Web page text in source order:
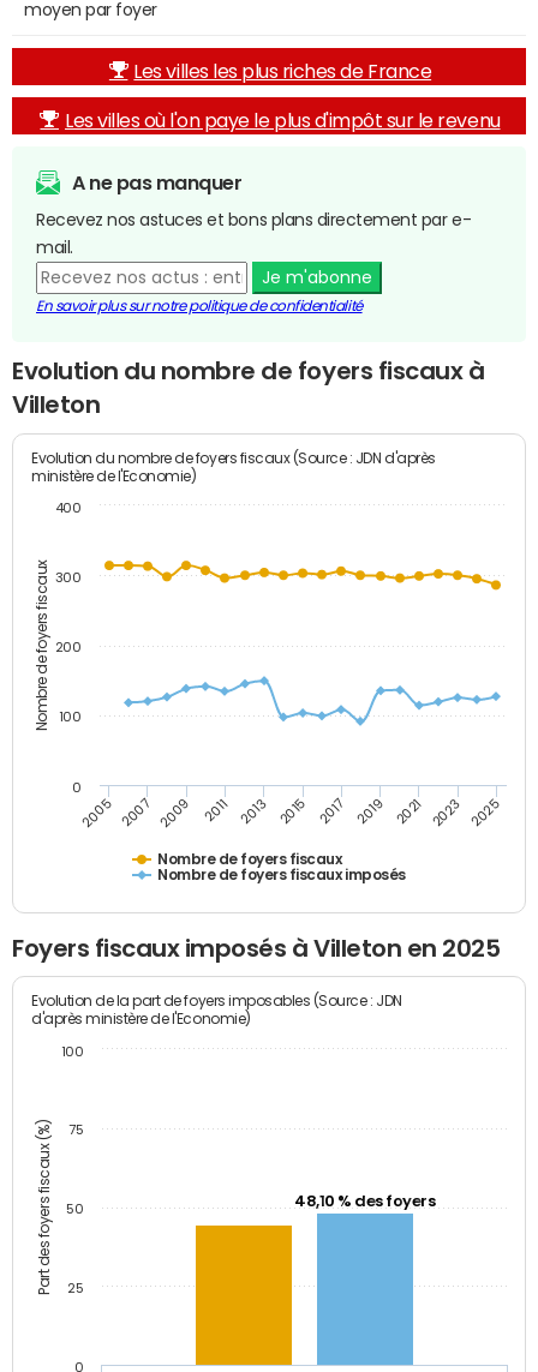
moyen par foyer
Les villes les plus riches de France
Les villes où l'on paye le plus d'impôt sur le revenu
A ne pas manquer
Recevez nos astuces et bons plans directement par e-
mail.
Je m'abonne
En savoir plus sur notre politique de confidentialité
Evolution du nombre de foyers fiscaux à
Villeton
Nombre de foyers fiscaux
Evolution du nombre de foyers fiscaux (Source : JDN d'après
ministère de l'Economie)
Nombre de foyers fiscaux
Nombre de foyers fiscaux imposés
2005 2007 2009 2011 2013 2015 2017 2019 2021 2023 2025
0
100
200
300
400
Foyers fiscaux imposés à Villeton en 2025
Part des foyers fiscaux (%)
Evolution de la part de foyers imposables (Source : JDN
d'après ministère de l'Economie)
48,10 % des foyers
0
25
50
75
100